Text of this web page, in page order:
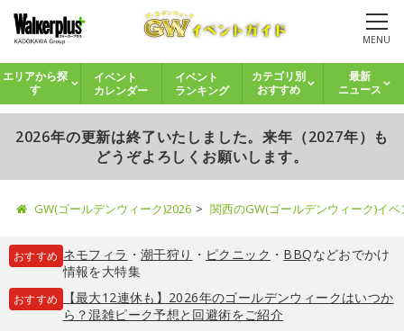
MENU
エリアから探
す
イベント
カレンダー
イベント
ランキング
カテゴリ別
おすすめ
最新
ニュース
2026年の更新は終了いたしました。来年（2027年）も
どうぞよろしくお願いします。
GW(ゴールデンウィーク)2026 関西のGW(ゴールデンウィーク)イ
おすすめ ネモフィラ ・ 潮干狩り ・ ピクニック ・ BBQなどおでかけ
情報を大特集
おすすめ
【最大12連休も】2026年のゴールデンウィークはいつか
ら？混雑ピーク予想と回避術をご紹介